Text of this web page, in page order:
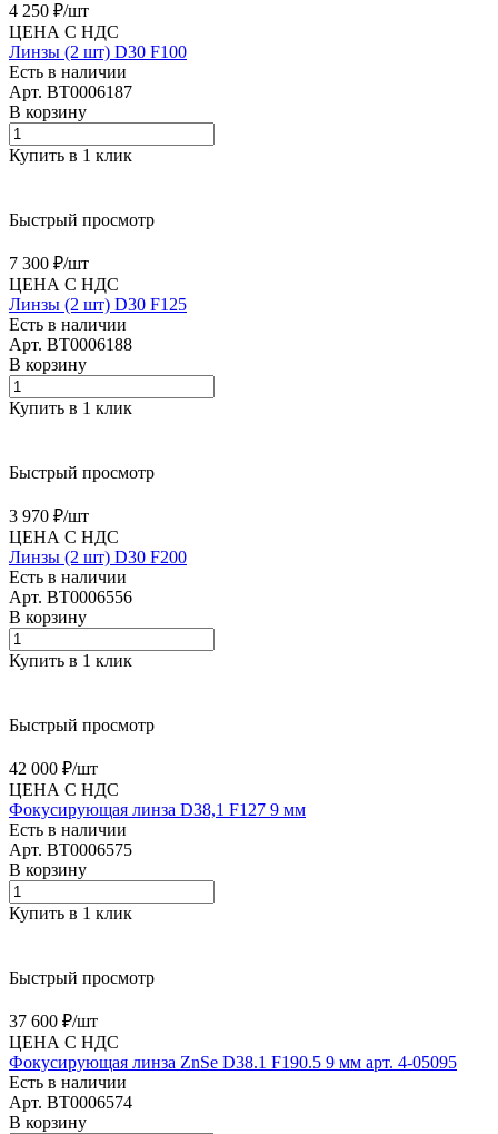
4 250 ₽/шт
ЦЕНА С НДС
Линзы (2 шт) D30 F100
Есть в наличии
Арт. BT0006187
В корзину
Купить в 1 клик
Быстрый просмотр
7 300 ₽/шт
ЦЕНА С НДС
Линзы (2 шт) D30 F125
Есть в наличии
Арт. BT0006188
В корзину
Купить в 1 клик
Быстрый просмотр
3 970 ₽/шт
ЦЕНА С НДС
Линзы (2 шт) D30 F200
Есть в наличии
Арт. BT0006556
В корзину
Купить в 1 клик
Быстрый просмотр
42 000 ₽/шт
ЦЕНА С НДС
Фокусирующая линза D38,1 F127 9 мм
Есть в наличии
Арт. BT0006575
В корзину
Купить в 1 клик
Быстрый просмотр
37 600 ₽/шт
ЦЕНА С НДС
Фокусирующая линза ZnSe D38.1 F190.5 9 мм арт. 4-05095
Есть в наличии
Арт. BT0006574
В корзину